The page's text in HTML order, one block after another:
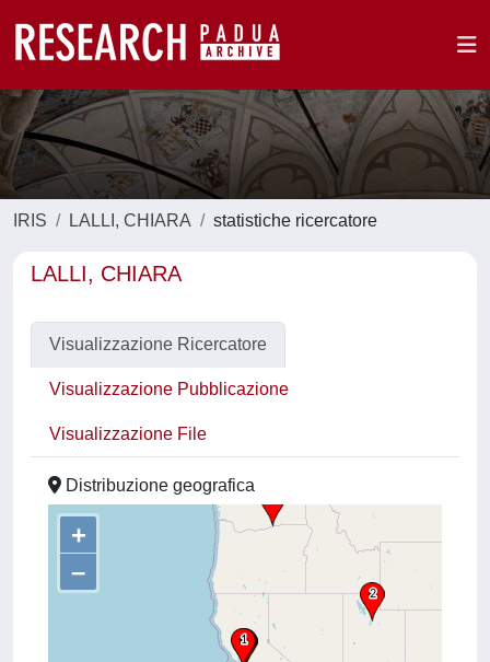
IRIS LALLI, CHIARA statistiche ricercatore
LALLI, CHIARA
Visualizzazione Ricercatore
Visualizzazione Pubblicazione
Visualizzazione File
Distribuzione geografica
+
–